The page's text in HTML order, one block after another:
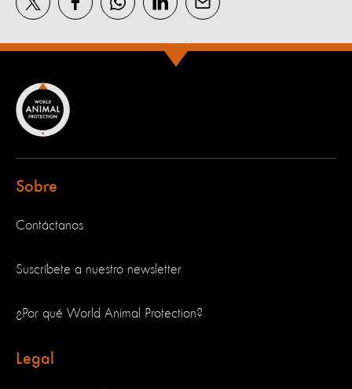
Sobre
Contáctanos
Suscríbete a nuestro newsletter
¿Por qué World Animal Protection?
Legal